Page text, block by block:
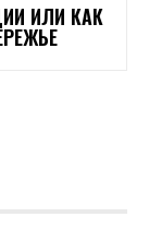
ИЛИ КАК